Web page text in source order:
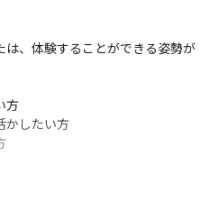
は、体験することができる姿勢が
方
かしたい方